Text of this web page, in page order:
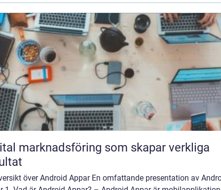
marknadsföring som skapar verkliga
över Android Appar En omfattande presentation av